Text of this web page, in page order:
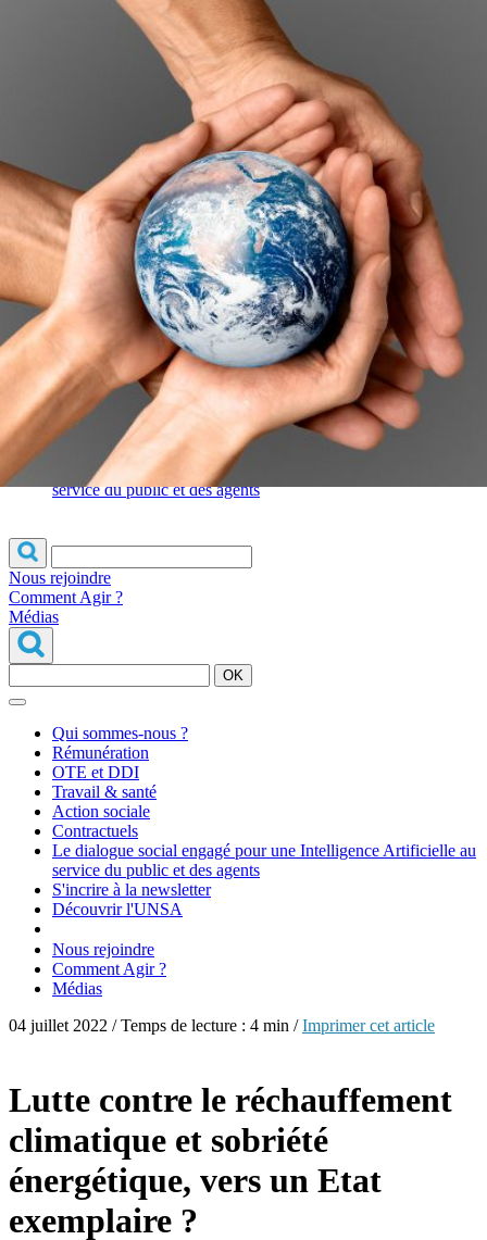
Qui
sommes-
nous ?
S'inscrire à
la
newsletter
Découvrir
l'UNSA
Rémunération
OTE et DDI
|
Travail & santé
|
Action sociale
Contractuels
Le dialogue social engagé pour une Intelligence Artificielle au
service du public et des agents
Nous rejoindre
Comment Agir ?
Médias
OK
Qui sommes-nous ?
Rémunération
OTE et DDI
Travail & santé
Action sociale
Contractuels
Le dialogue social engagé pour une Intelligence Artificielle au
service du public et des agents
S'incrire à la newsletter
Découvrir l'UNSA
Nous rejoindre
Comment Agir ?
Médias
04 juillet 2022 / Temps de lecture : 4 min /Imprimer cet article
Lutte contre le réchauffement
climatique et sobriété
énergétique, vers un Etat
exemplaire ?